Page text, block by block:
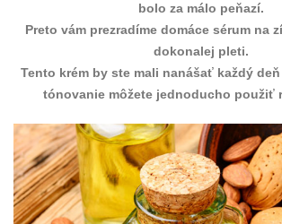
bolo za málo peňazí.
Preto vám prezradíme domáce sérum na
dokonalej pleti.
Tento krém by ste mali nanášať každý
tónovanie môžete jednoducho použiť